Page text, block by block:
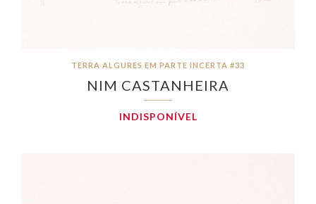
TERRA ALGURES EM PARTE INCERTA #33
NIM CASTANHEIRA
INDISPONÍVEL